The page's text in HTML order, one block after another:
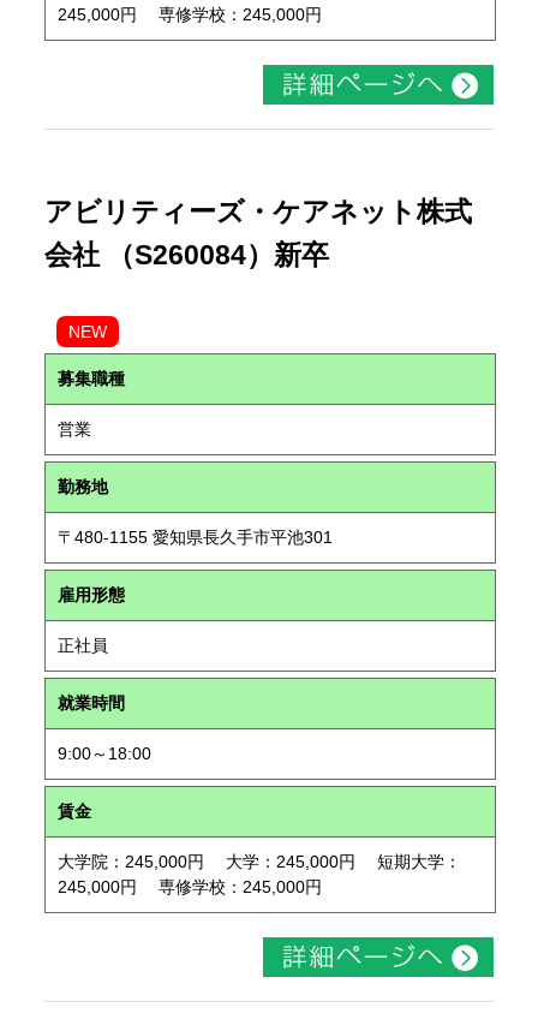
245,000円 専修学校：245,000円
アビリティーズ・ケアネット株式
会社 （S260084）新卒
NEW
募集職種
営業
勤務地
〒480-1155 愛知県長久手市平池301
雇用形態
正社員
就業時間
9:00～18:00
賃金
大学院：245,000円 大学：245,000円 短期大学：
245,000円 専修学校：245,000円